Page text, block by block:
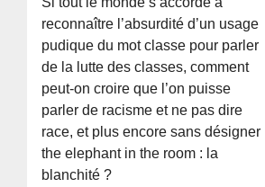
reconnaître l’absurdité d’un usage
pudique du mot classe pour parler
de la lutte des classes, comment
peut-on croire que l’on puisse
parler de racisme et ne pas dire
race, et plus encore sans désigner
the elephant in the room : la
blanchité ?